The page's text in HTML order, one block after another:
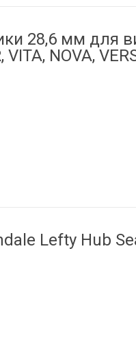
28,6 мм для
VITA, NOVA,
Lefty Hub